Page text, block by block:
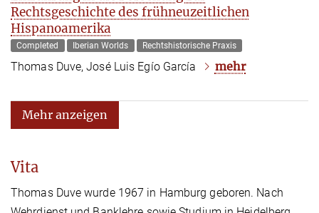
Rechtsgeschichte des frühneuzeitlichen
Hispanoamerika
Completed Iberian Worlds Rechtshistorische Praxis
Thomas Duve, José Luis Egío García mehr
Mehr anzeigen
Vita
Thomas Duve wurde 1967 in Hamburg geboren. Nach